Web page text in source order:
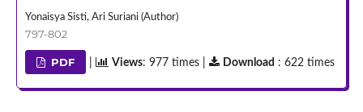
Yonaisya Sisti, Ari Suriani (Author)
797-802
PDF Views: 977 times | Download : 622 times